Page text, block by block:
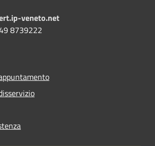
veneto.net
8739222